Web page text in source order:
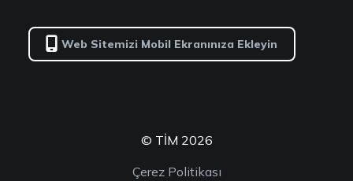
Web Sitemizi Mobil Ekranınıza Ekleyin
© TİM 2026
Çerez Politikası